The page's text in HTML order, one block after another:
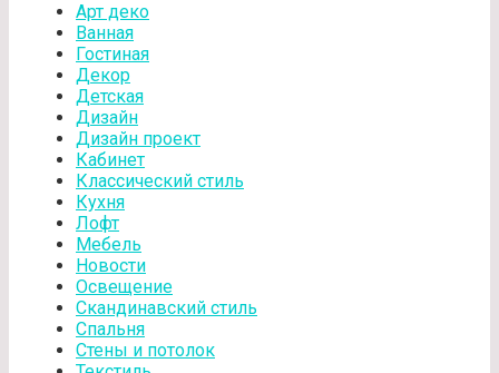
Арт деко
Ванная
Гостиная
Декор
Детская
Дизайн
Дизайн проект
Кабинет
Классический стиль
Кухня
Лофт
Мебель
Новости
Освещение
Скандинавский стиль
Спальня
Стены и потолок